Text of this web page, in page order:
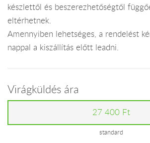
készlettől és beszerezhetőségtől
eltérhetnek.
Amennyiben lehetséges, a rendelést
nappal a kiszállítás előtt leadni.
Virágküldés ára
27 400 Ft
standard